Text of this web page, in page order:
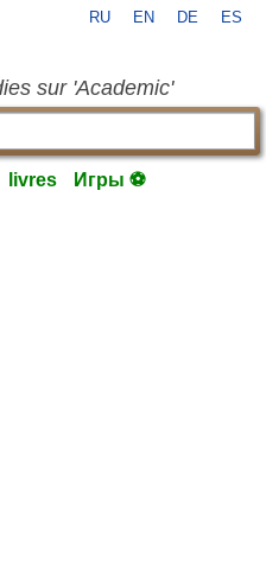
RU EN DE ES
sur 'Academic'
livres Игры ⚽